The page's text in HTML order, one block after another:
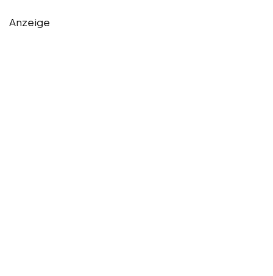
Anzeige